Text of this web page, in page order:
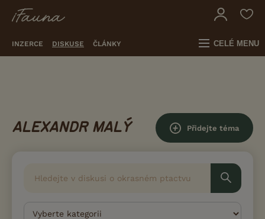
INZERCE DISKUSE ČLÁNKY CELÉ MENU
ALEXANDR MALÝ Přidejte téma